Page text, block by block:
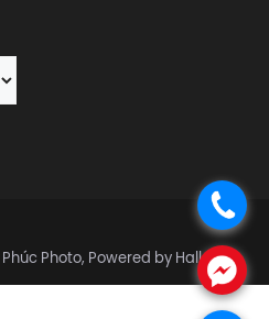
.
.
Photo, Powered by Halley